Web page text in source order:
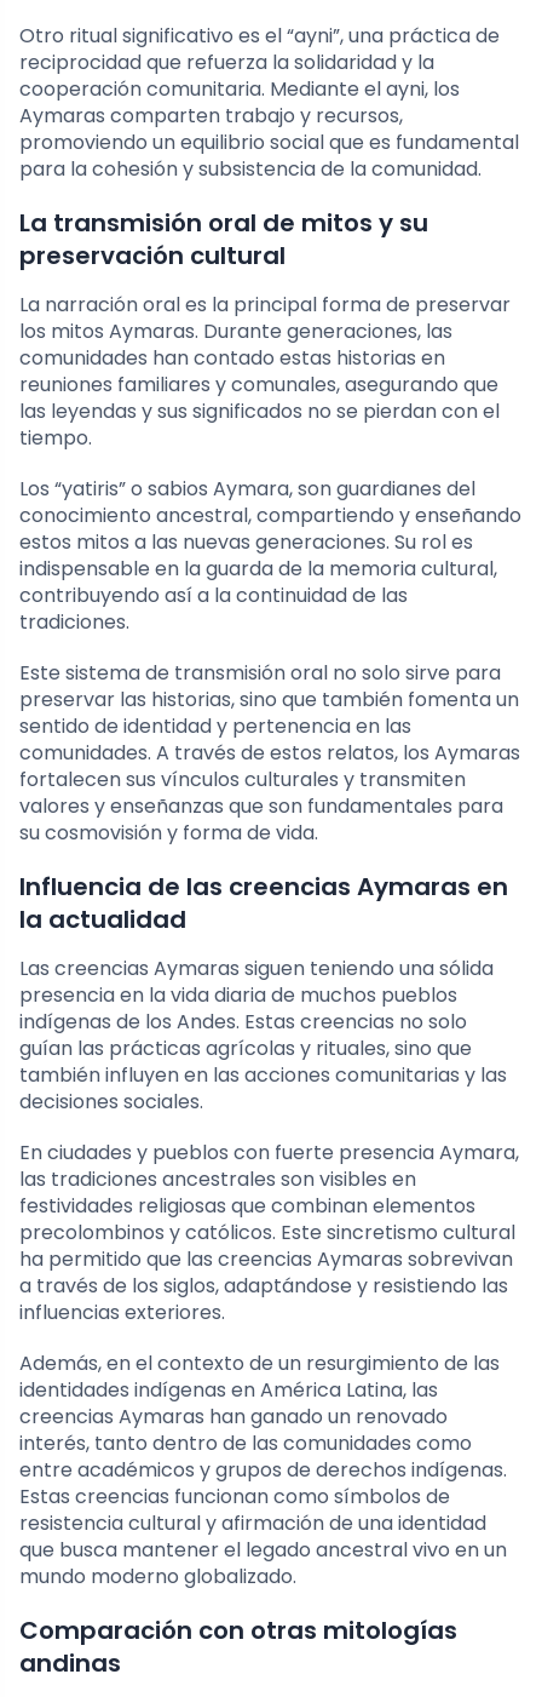
Otro ritual significativo es el “ayni”, una práctica de
reciprocidad que refuerza la solidaridad y la
cooperación comunitaria. Mediante el ayni, los
Aymaras comparten trabajo y recursos,
promoviendo un equilibrio social que es fundamental
para la cohesión y subsistencia de la comunidad.
La transmisión oral de mitos y su
preservación cultural
La narración oral es la principal forma de preservar
los mitos Aymaras. Durante generaciones, las
comunidades han contado estas historias en
reuniones familiares y comunales, asegurando que
las leyendas y sus significados no se pierdan con el
tiempo.
Los “yatiris” o sabios Aymara, son guardianes del
conocimiento ancestral, compartiendo y enseñando
estos mitos a las nuevas generaciones. Su rol es
indispensable en la guarda de la memoria cultural,
contribuyendo así a la continuidad de las
tradiciones.
Este sistema de transmisión oral no solo sirve para
preservar las historias, sino que también fomenta un
sentido de identidad y pertenencia en las
comunidades. A través de estos relatos, los Aymaras
fortalecen sus vínculos culturales y transmiten
valores y enseñanzas que son fundamentales para
su cosmovisión y forma de vida.
Influencia de las creencias Aymaras en
la actualidad
Las creencias Aymaras siguen teniendo una sólida
presencia en la vida diaria de muchos pueblos
indígenas de los Andes. Estas creencias no solo
guían las prácticas agrícolas y rituales, sino que
también influyen en las acciones comunitarias y las
decisiones sociales.
En ciudades y pueblos con fuerte presencia Aymara,
las tradiciones ancestrales son visibles en
festividades religiosas que combinan elementos
precolombinos y católicos. Este sincretismo cultural
ha permitido que las creencias Aymaras sobrevivan
a través de los siglos, adaptándose y resistiendo las
influencias exteriores.
Además, en el contexto de un resurgimiento de las
identidades indígenas en América Latina, las
creencias Aymaras han ganado un renovado
interés, tanto dentro de las comunidades como
entre académicos y grupos de derechos indígenas.
Estas creencias funcionan como símbolos de
resistencia cultural y afirmación de una identidad
que busca mantener el legado ancestral vivo en un
mundo moderno globalizado.
Comparación con otras mitologías
andinas